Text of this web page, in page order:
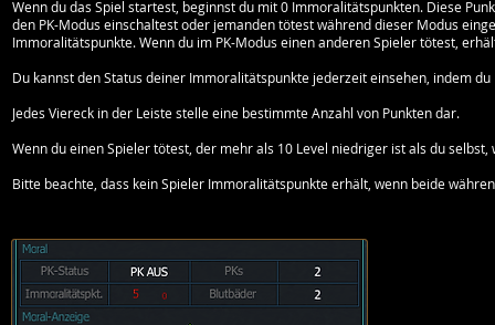
Wenn du das Spiel startest, beginnst du mit 0 Immoralitätspunkten. Diese
den PK-Modus einschaltest oder jemanden tötest während dieser Modus
Immoralitätspunkte. Wenn du im PK-Modus einen anderen Spieler tötest,
Du kannst den Status deiner Immoralitätspunkte jederzeit einsehen, indem
Jedes Viereck in der Leiste stelle eine bestimmte Anzahl von Punkten dar.
Wenn du einen Spieler tötest, der mehr als 10 Level niedriger ist als du
Bitte beachte, dass kein Spieler Immoralitätspunkte erhält, wenn beide